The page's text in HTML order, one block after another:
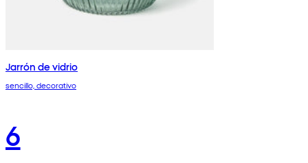
Jarrón de vidrio
sencillo, decorativo
6